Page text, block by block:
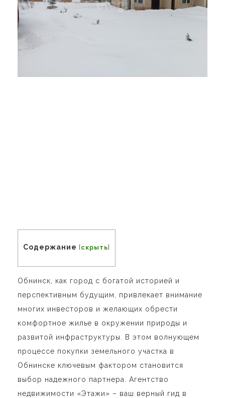
Содержание [скрыть]
Обнинск, как город с богатой историей и
перспективным будущим, привлекает внимание
многих инвесторов и желающих обрести
комфортное жилье в окружении природы и
развитой инфраструктуры. В этом волнующем
процессе покупки земельного участка в
Обнинске ключевым фактором становится
выбор надежного партнера. Агентство
недвижимости «Этажи» – ваш верный гид в